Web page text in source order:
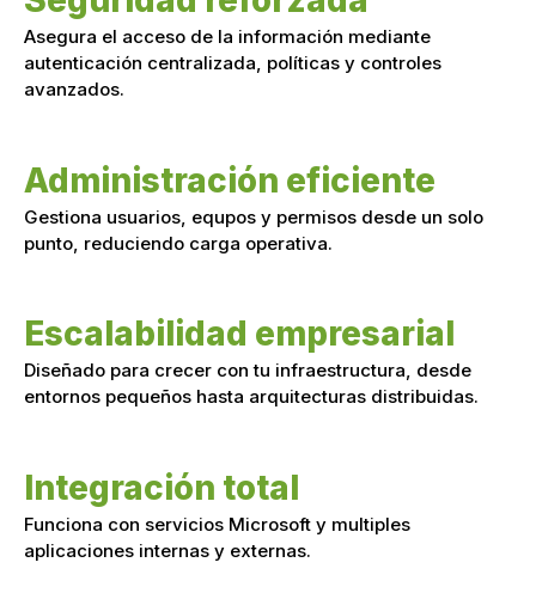
Asegura el acceso de la información mediante
autenticación centralizada, políticas y controles
avanzados.
Administración eficiente
Gestiona usuarios, equpos y permisos desde un solo
punto, reduciendo carga operativa.
Escalabilidad empresarial
Diseñado para crecer con tu infraestructura, desde
entornos pequeños hasta arquitecturas distribuidas.
Integración total
Funciona con servicios Microsoft y multiples
aplicaciones internas y externas.